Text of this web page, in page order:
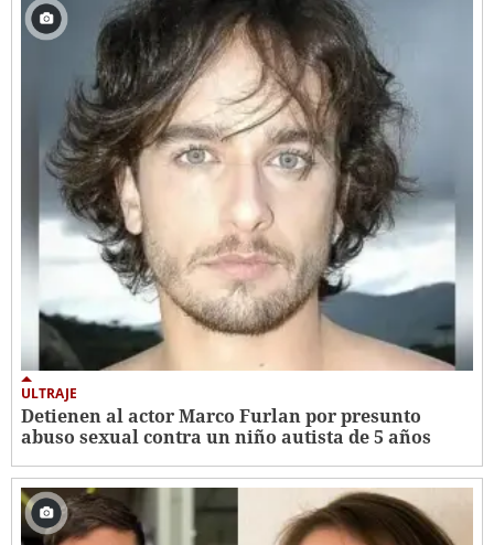
ULTRAJE
Detienen al actor Marco Furlan por presunto
abuso sexual contra un niño autista de 5 años